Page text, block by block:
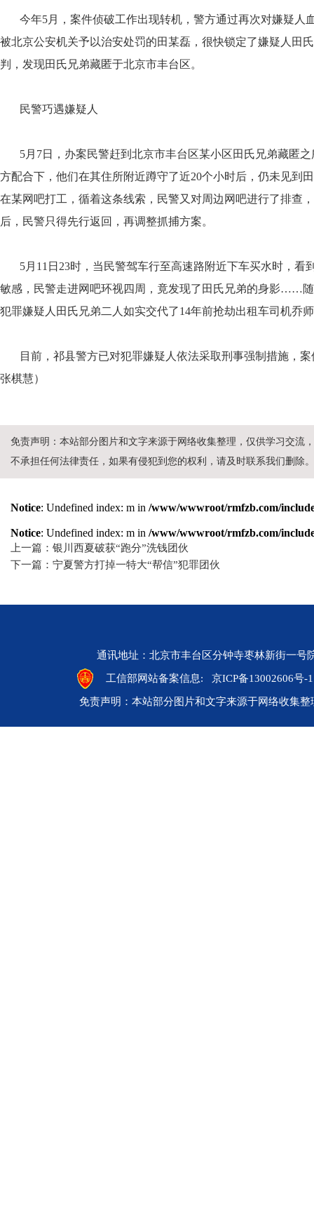
今年5月，案件侦破工作出现转机，警方通过再次对嫌疑人
被北京公安机关予以治安处罚的田某磊，很快锁定了嫌疑人田
判，发现田氏兄弟藏匿于北京市丰台区。
民警巧遇嫌疑人
5月7日，办案民警赶到北京市丰台区某小区田氏兄弟藏匿之
方配合下，他们在其住所附近蹲守了近20个小时后，仍未见到
在某网吧打工，循着这条线索，民警又对周边网吧进行了排查
后，民警只得先行返回，再调整抓捕方案。
5月11日23时，当民警驾车行至高速路附近下车买水时，看
敏感，民警走进网吧环视四周，竟发现了田氏兄弟的身影……
犯罪嫌疑人田氏兄弟二人如实交代了14年前抢劫出租车司机乔
目前，祁县警方已对犯罪嫌疑人依法采取刑事强制措施，案
张棋慧）
免责声明：本站部分图片和文字来源于网络收集整理，仅供学习交流
不承担任何法律责任，如果有侵犯到您的权利，请及时联系我们删除。
Notice: Undefined index: m in /www/wwwroot/rmfzb.com/
Notice: Undefined index: m in /www/wwwroot/rmfzb.com/
上一篇：银川西夏破获“跑分”洗钱团伙
下一篇：宁夏警方打掉一特大“帮信”犯罪团伙
通讯地址：北京市丰台区分钟寺枣林新街一
工信部网站备案信息: 京ICP备13002606号-1
免责声明：本站部分图片和文字来源于网络收集